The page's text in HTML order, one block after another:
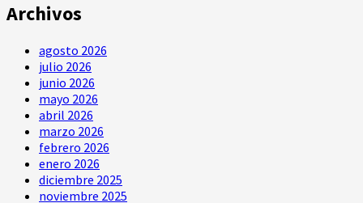
Archivos
agosto 2026
julio 2026
junio 2026
mayo 2026
abril 2026
marzo 2026
febrero 2026
enero 2026
diciembre 2025
noviembre 2025